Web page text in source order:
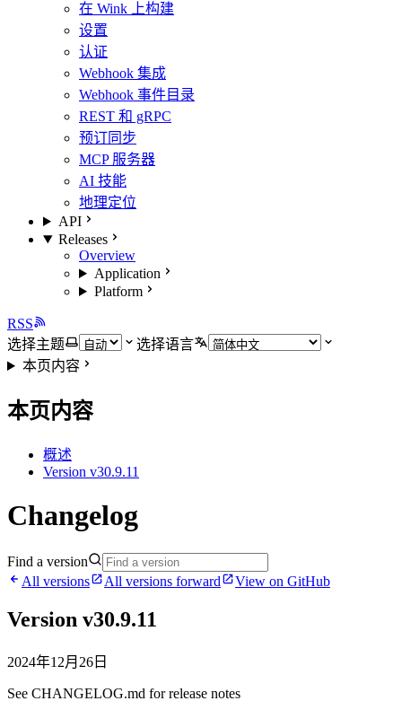
在 Wink 上构建
设置
认证
Webhook 集成
Webhook 事件目录
REST 和 gRPC
预订同步
MCP 服务器
AI 技能
地理定位
API
Releases
Overview
Application
Platform
RSS
选择主题
选择语言
本页内容
本页内容
概述
Version v30.9.11
Changelog
Find a version
All versions
All versions forward View on GitHub
Version v30.9.11
2024年12月26日
See CHANGELOG.md for release notes